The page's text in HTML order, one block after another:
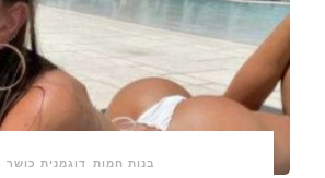
בנות חמות דוגמנית כושר